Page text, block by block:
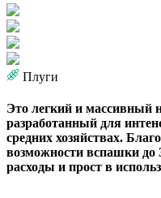
Плуги
Это легкий и массивный
разработанный для
средних хозяйствах.
возможности вспашки до
расходы и прост в